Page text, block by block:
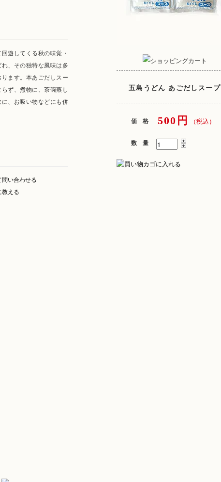
遊してくる秋の味覚・
、その独特な風味は多
ます。本あごだしスー
ず、煮物に、茶碗蒸し
、お吸い物などにも併
問い合わせる
教える
五島うどん あごだしスープ
価 格 500円 （税込）
数 量